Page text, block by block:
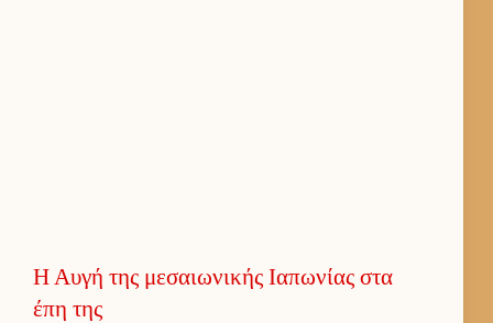
Η Αυγή της μεσαιωνικής Ιαπωνίας στα
έπη της